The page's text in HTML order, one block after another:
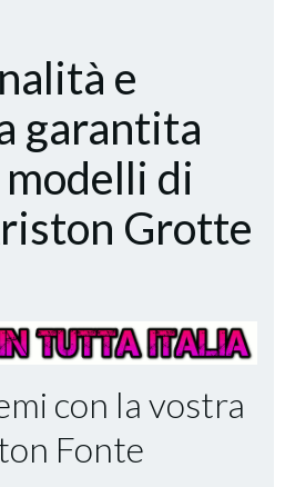
e
garantita
di
Grotte
con la vostra
Fonte